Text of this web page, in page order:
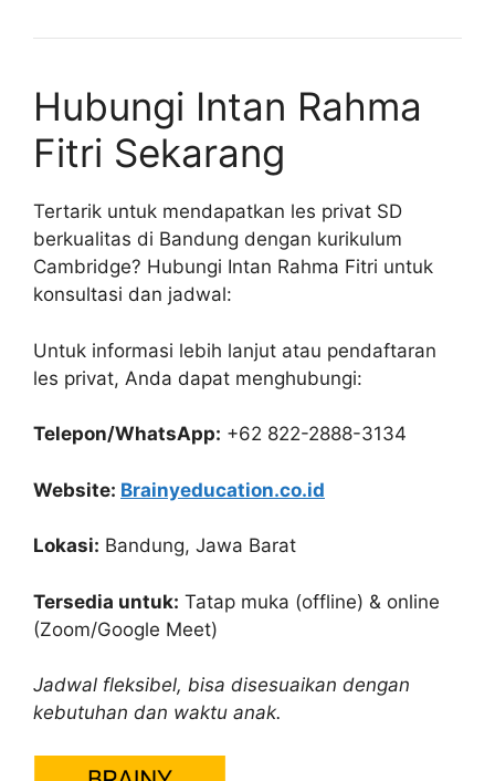
Hubungi Intan Rahma
Fitri Sekarang
Tertarik untuk mendapatkan les privat SD
berkualitas di Bandung dengan kurikulum
Cambridge? Hubungi Intan Rahma Fitri untuk
konsultasi dan jadwal:
Untuk informasi lebih lanjut atau pendaftaran
les privat, Anda dapat menghubungi:
Telepon/WhatsApp: +62 822-2888-3134
Website: Brainyeducation.co.id
Lokasi: Bandung, Jawa Barat
Tersedia untuk: Tatap muka (offline) & online
(Zoom/Google Meet)
Jadwal fleksibel, bisa disesuaikan dengan
kebutuhan dan waktu anak.